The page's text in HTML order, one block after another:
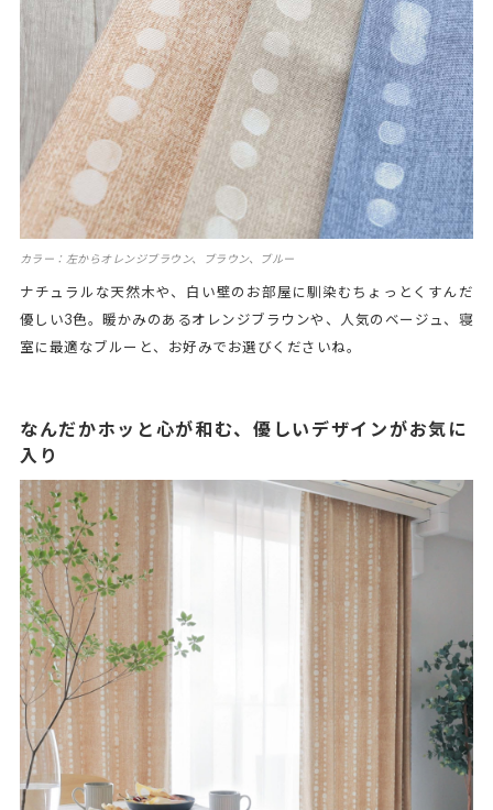
カラー：左からオレンジブラウン、ブラウン、ブルー
ナチュラルな天然木や、白い壁のお部屋に馴染むちょっとくすんだ
優しい3色。暖かみのあるオレンジブラウンや、人気のベージュ、寝
室に最適なブルーと、お好みでお選びくださいね。
なんだかホッと心が和む、優しいデザインがお気に
入り